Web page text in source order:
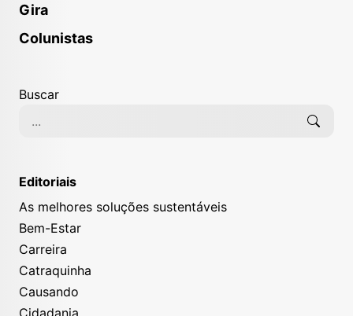
Gira
Colunistas
Buscar
Editoriais
As melhores soluções sustentáveis
Bem-Estar
Carreira
Catraquinha
Causando
Cidadania